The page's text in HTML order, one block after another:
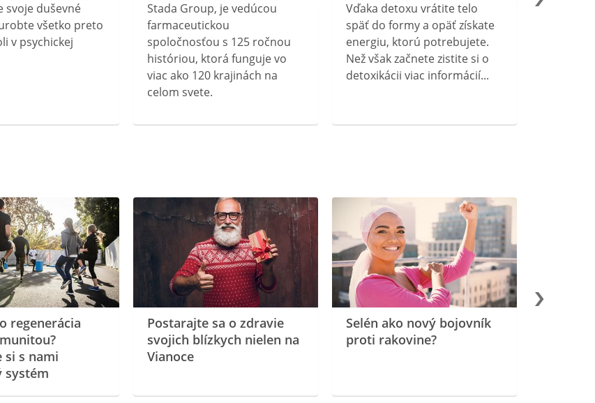
svoje duševné
všetko preto
v psychickej
Stada Group, je vedúcou
farmaceutickou
spoločnosťou s 125 ročnou
históriou, ktorá funguje vo
viac ako 120 krajinách na
celom svete.
Vďaka detoxu vrátite telo
späť do formy a opäť získate
energiu, ktorú potrebujete.
Než však začnete zistite si o
detoxikácii viac informácií...
regenerácia
s nami
systém
Postarajte sa o zdravie
svojich blízkych nielen na
Vianoce
Selén ako nový bojovník
proti rakovine?